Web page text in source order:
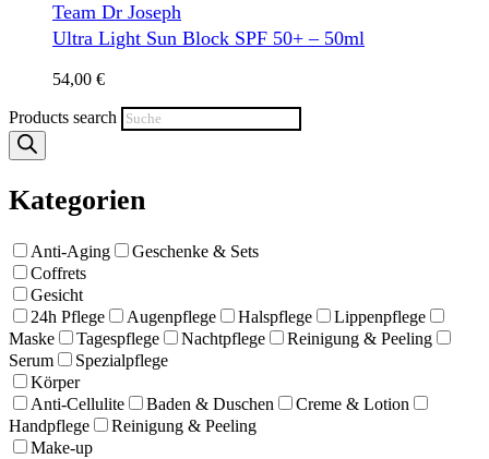
Team Dr Joseph
Ultra Light Sun Block SPF 50+ – 50ml
54,00 €
Products search
Kategorien
Anti-Aging
Geschenke & Sets
Coffrets
Gesicht
24h Pflege
Augenpflege Halspflege
Lippenpflege
Maske
Tagespflege Nachtpflege
Reinigung & Peeling
Serum
Spezialpflege
Körper
Anti-Cellulite
Baden & Duschen
Creme & Lotion
Handpflege
Reinigung & Peeling
Make-up